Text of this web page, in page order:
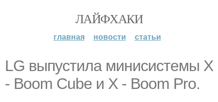
ЛАЙФХАКИ
главная новости статьи
LG выпустила минисистемы X
- Boom Cube и X - Boom Pro.